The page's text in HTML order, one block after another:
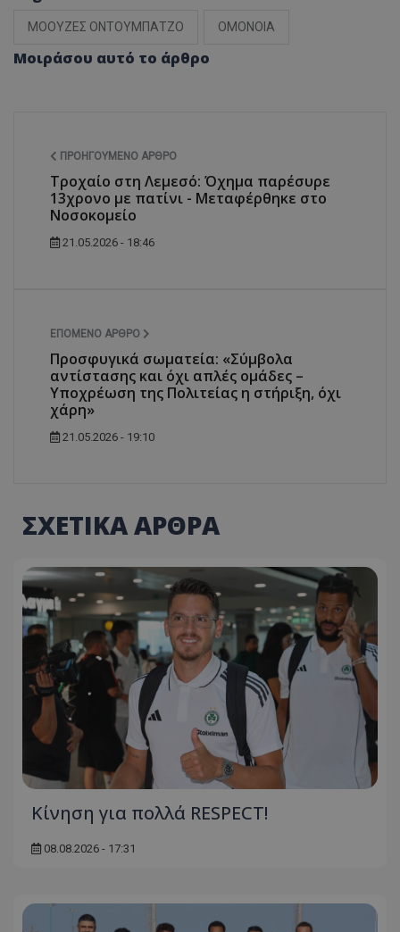
ΜΟΟΥΖΕΣ ΟΝΤΟΥΜΠΑΤΖΟ ΟΜΟΝΟΙΑ
Μοιράσου αυτό το άρθρο
ΠΡΟΗΓΟΎΜΕΝΟ ΆΡΘΡΟ
Τροχαίο στη Λεμεσό: Όχημα παρέσυρε
13χρονο με πατίνι - Μεταφέρθηκε στο
Νοσοκομείο
21.05.2026 - 18:46
ΕΠΌΜΕΝΟ ΆΡΘΡΟ
Προσφυγικά σωματεία: «Σύμβολα
αντίστασης και όχι απλές ομάδες –
Υποχρέωση της Πολιτείας η στήριξη, όχι
χάρη»
21.05.2026 - 19:10
ΣΧΕΤΙΚΑ ΑΡΘΡΑ
Κίνηση για πολλά RESPECT!
08.08.2026 - 17:31